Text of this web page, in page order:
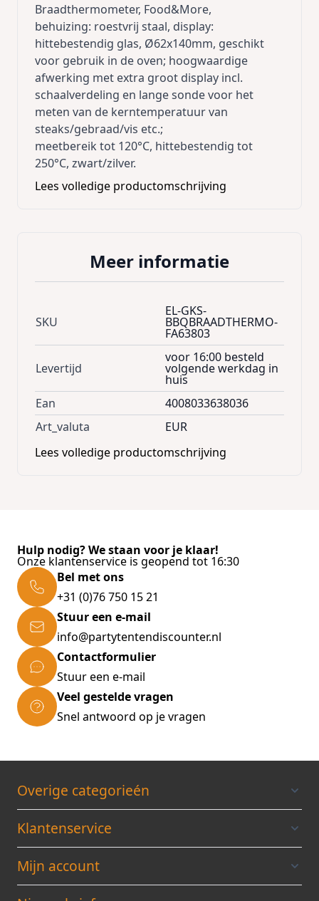
Braadthermometer, Food&More,
behuizing: roestvrij staal, display:
hittebestendig glas, Ø62x140mm, geschikt
voor gebruik in de oven; hoogwaardige
afwerking met extra groot display incl.
schaalverdeling en lange sonde voor het
meten van de kerntemperatuur van
steaks/gebraad/vis etc.;
meetbereik tot 120°C, hittebestendig tot
250°C, zwart/zilver.
Lees volledige productomschrijving
Meer informatie
SKU
EL-GKS-
BBQBRAADTHERMO-
FA63803
Levertijd
voor 16:00 besteld
volgende werkdag in
huis
Ean
4008033638036
Art_valuta
EUR
Lees volledige productomschrijving
Hulp nodig? We staan voor je klaar!
Onze klantenservice is geopend tot 16:30
Bel met ons
+31 (0)76 750 15 21
Stuur een e-mail
info@partytentendiscounter.nl
Contactformulier
Stuur een e-mail
Veel gestelde vragen
Snel antwoord op je vragen
Overige categorieén
Klantenservice
Mijn account